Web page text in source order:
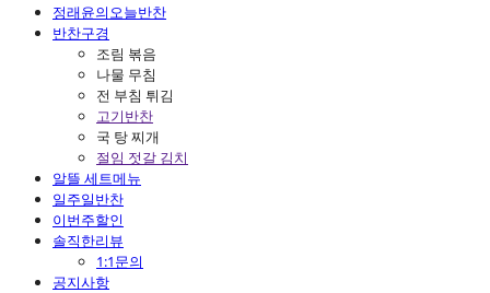
정래윤의오늘반찬
반찬구경
조림 볶음
나물 무침
전 부침 튀김
고기반찬
국 탕 찌개
절임 젓갈 김치
알뜰 세트메뉴
일주일반찬
이번주할인
솔직한리뷰
1:1문의
공지사항